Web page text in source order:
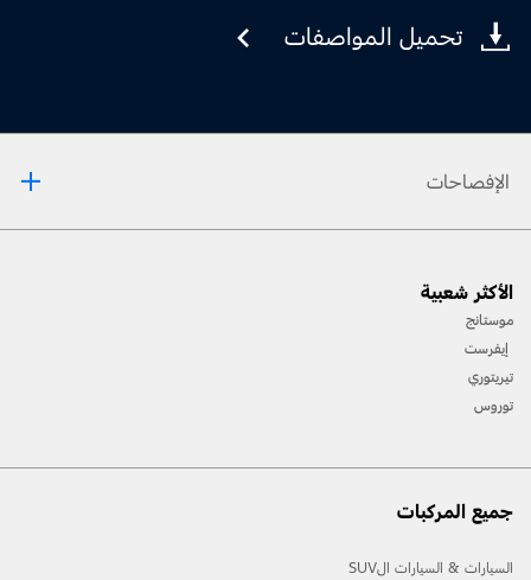
تحميل المواصفات
الإفصاحات
المسارات، وإستخدام معدّات السّلامة المناسبة.
[2] لن تتوفّر جميع ميّزات المركبة في جميع الأسواق. إتّصل بموزّع فورد المحلّي للحصول على أحدث
الأكثر شعبية
موستانج
إيفرست
تيريتوري
توروس
جميع المركبات
السيارات & السيارات الSUV